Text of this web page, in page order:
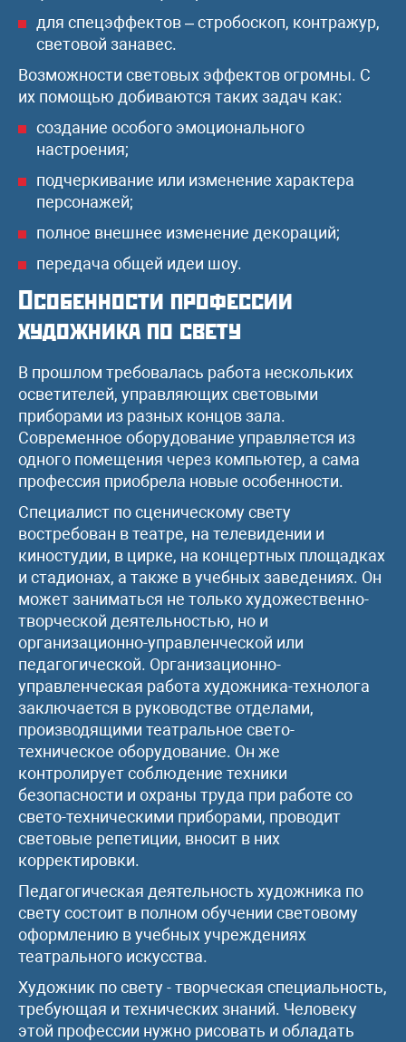
для спецэффектов – стробоскоп, контражур,
световой занавес.
Возможности световых эффектов огромны. С
их помощью добиваются таких задач как:
создание особого эмоционального
настроения;
подчеркивание или изменение характера
персонажей;
полное внешнее изменение декораций;
передача общей идеи шоу.
Особенности профессии
художника по свету
В прошлом требовалась работа нескольких
осветителей, управляющих световыми
приборами из разных концов зала.
Современное оборудование управляется из
одного помещения через компьютер, а сама
профессия приобрела новые особенности.
Специалист по сценическому свету
востребован в театре, на телевидении и
киностудии, в цирке, на концертных площадках
и стадионах, а также в учебных заведениях. Он
может заниматься не только художественно-
творческой деятельностью, но и
организационно-управленческой или
педагогической. Организационно-
управленческая работа художника-технолога
заключается в руководстве отделами,
производящими театральное свето-
техническое оборудование. Он же
контролирует соблюдение техники
безопасности и охраны труда при работе со
свето-техническими приборами, проводит
световые репетиции, вносит в них
корректировки.
Педагогическая деятельность художника по
свету состоит в полном обучении световому
оформлению в учебных учреждениях
театрального искусства.
Художник по свету - творческая специальность,
требующая и технических знаний. Человеку
этой профессии нужно рисовать и обладать